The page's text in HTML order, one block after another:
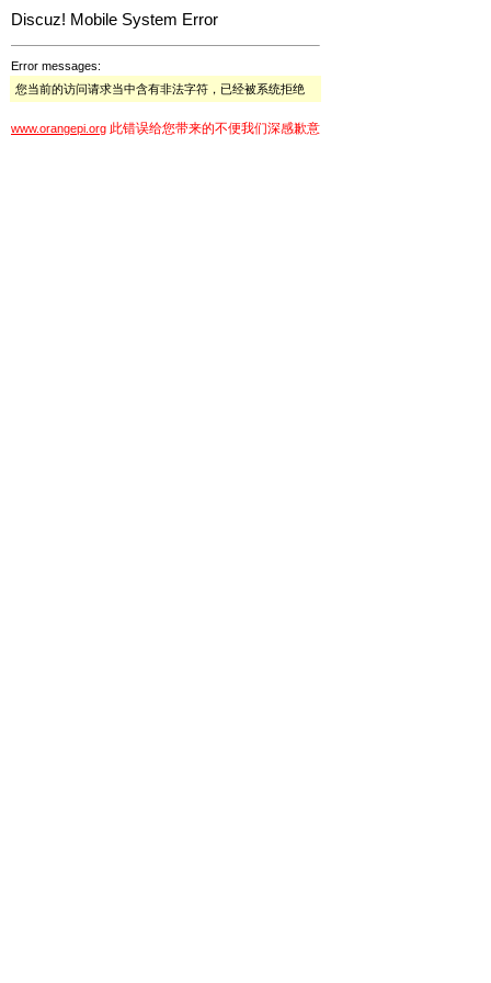
Discuz! Mobile System Error
Error messages:
您当前的访问请求当中含有非法字符，已经被系统拒绝
www.orangepi.org 此错误给您带来的不便我们深感歉意